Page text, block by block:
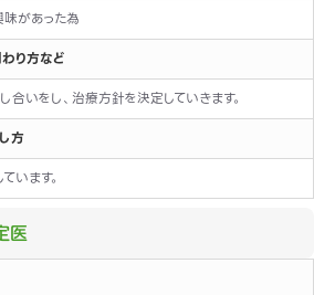
があった為
り方など
いをし、治療方針を決定していきます。
方
います。
医